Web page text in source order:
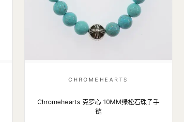
CHROMEHEARTS
Chromehearts 克罗心 10MM绿松石珠子手
链